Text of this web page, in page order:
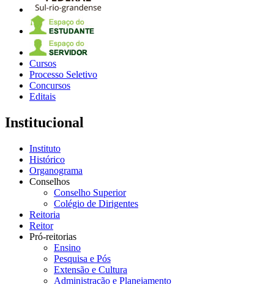
Cursos
Processo Seletivo
Concursos
Editais
Institucional
Instituto
Histórico
Organograma
Conselhos
Conselho Superior
Colégio de Dirigentes
Reitoria
Reitor
Pró-reitorias
Ensino
Pesquisa e Pós
Extensão e Cultura
Administração e Planejamento